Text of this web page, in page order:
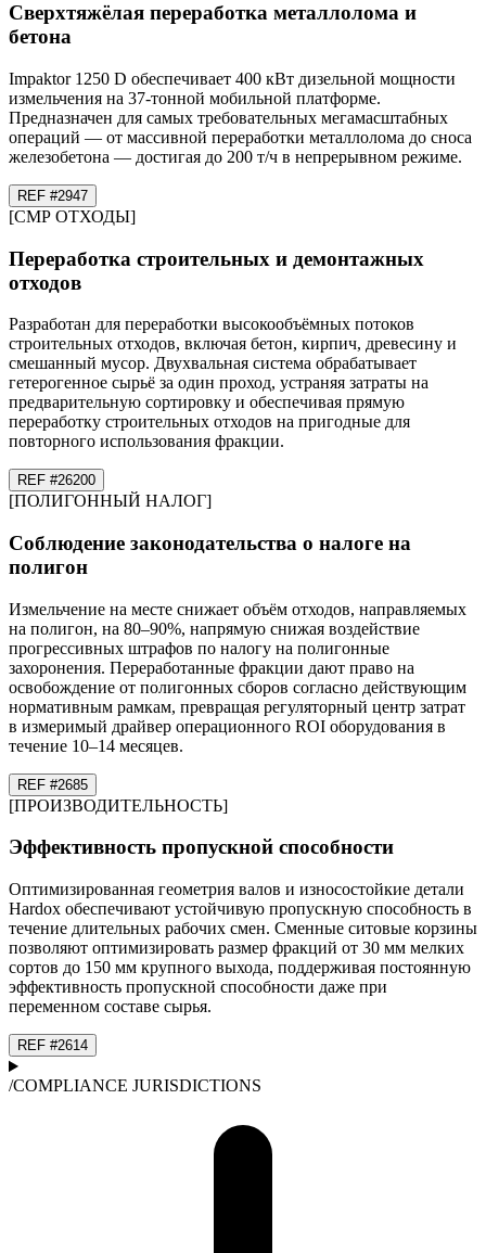
Сверхтяжёлая переработка металлолома и
бетона
Impaktor 1250 D обеспечивает 400 кВт дизельной мощности
измельчения на 37-тонной мобильной платформе.
Предназначен для самых требовательных мегамасштабных
операций — от массивной переработки металлолома до сноса
железобетона — достигая до 200 т/ч в непрерывном режиме.
REF #2947
[СМР ОТХОДЫ]
Переработка строительных и демонтажных
отходов
Разработан для переработки высокообъёмных потоков
строительных отходов, включая бетон, кирпич, древесину и
смешанный мусор. Двухвальная система обрабатывает
гетерогенное сырьё за один проход, устраняя затраты на
предварительную сортировку и обеспечивая прямую
переработку строительных отходов на пригодные для
повторного использования фракции.
REF #26200
[ПОЛИГОННЫЙ НАЛОГ]
Соблюдение законодательства о налоге на
полигон
Измельчение на месте снижает объём отходов, направляемых
на полигон, на 80–90%, напрямую снижая воздействие
прогрессивных штрафов по налогу на полигонные
захоронения. Переработанные фракции дают право на
освобождение от полигонных сборов согласно действующим
нормативным рамкам, превращая регуляторный центр затрат
в измеримый драйвер операционного ROI оборудования в
течение 10–14 месяцев.
REF #2685
[ПРОИЗВОДИТЕЛЬНОСТЬ]
Эффективность пропускной способности
Оптимизированная геометрия валов и износостойкие детали
Hardox обеспечивают устойчивую пропускную способность в
течение длительных рабочих смен. Сменные ситовые корзины
позволяют оптимизировать размер фракций от 30 мм мелких
сортов до 150 мм крупного выхода, поддерживая постоянную
эффективность пропускной способности даже при
переменном составе сырья.
REF #2614
/COMPLIANCE JURISDICTIONS